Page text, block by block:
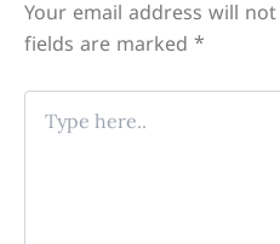
Your email address will
fields are marked *
Type
here..